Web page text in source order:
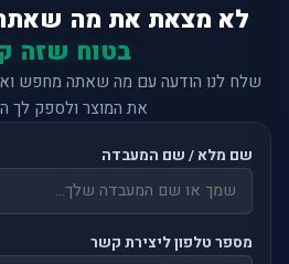
לא מצאת את מה
בטוח שזה
שלח לנו הודעה עם מה שאתה מחפש
את המוצר ולספק לך
שם מלא / שם המעבדה
מספר טלפון ליצירת קשר